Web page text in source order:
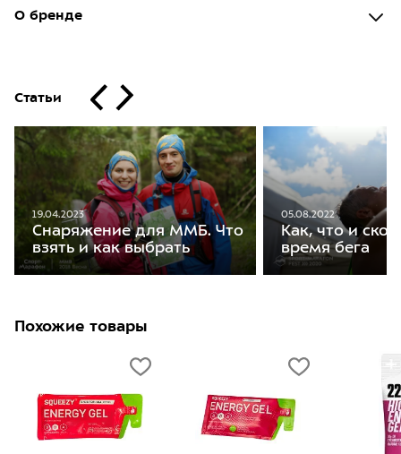
О бренде
Статьи
19.04.2023
Снаряжение для ММБ. Что
взять и как выбрать
05.08.2022
Как, что и
время бега
Похожие товары